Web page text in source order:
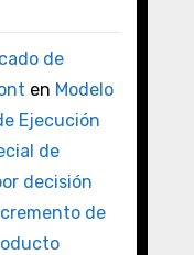
de
en Modelo
Ejecución
de
decisión
de